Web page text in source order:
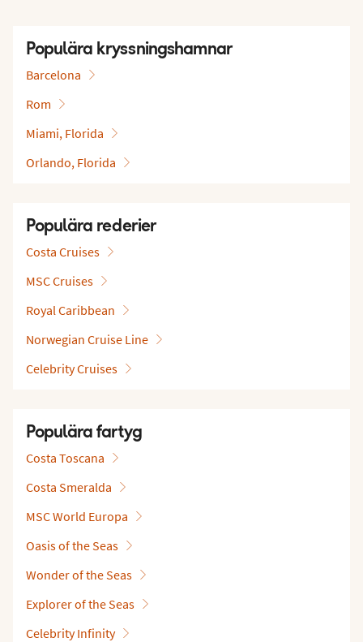
Populära kryssningshamnar
Barcelona
Rom
Miami, Florida
Orlando, Florida
Populära rederier
Costa Cruises
MSC Cruises
Royal Caribbean
Norwegian Cruise Line
Celebrity Cruises
Populära fartyg
Costa Toscana
Costa Smeralda
MSC World Europa
Oasis of the Seas
Wonder of the Seas
Explorer of the Seas
Celebrity Infinity